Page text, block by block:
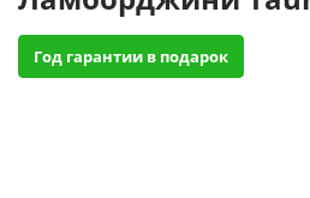
Год гарантии в подарок